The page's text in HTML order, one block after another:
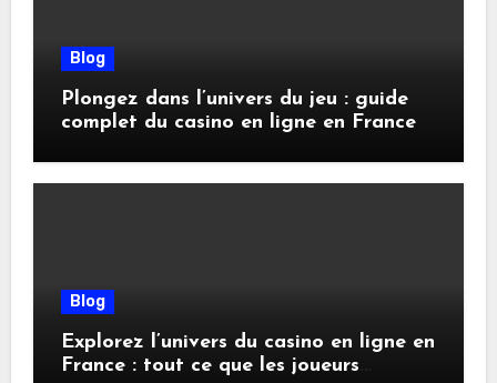
Blog
Plongez dans l’univers du jeu : guide
complet du casino en ligne en France
Blog
Explorez l’univers du casino en ligne en
France : tout ce que les joueurs